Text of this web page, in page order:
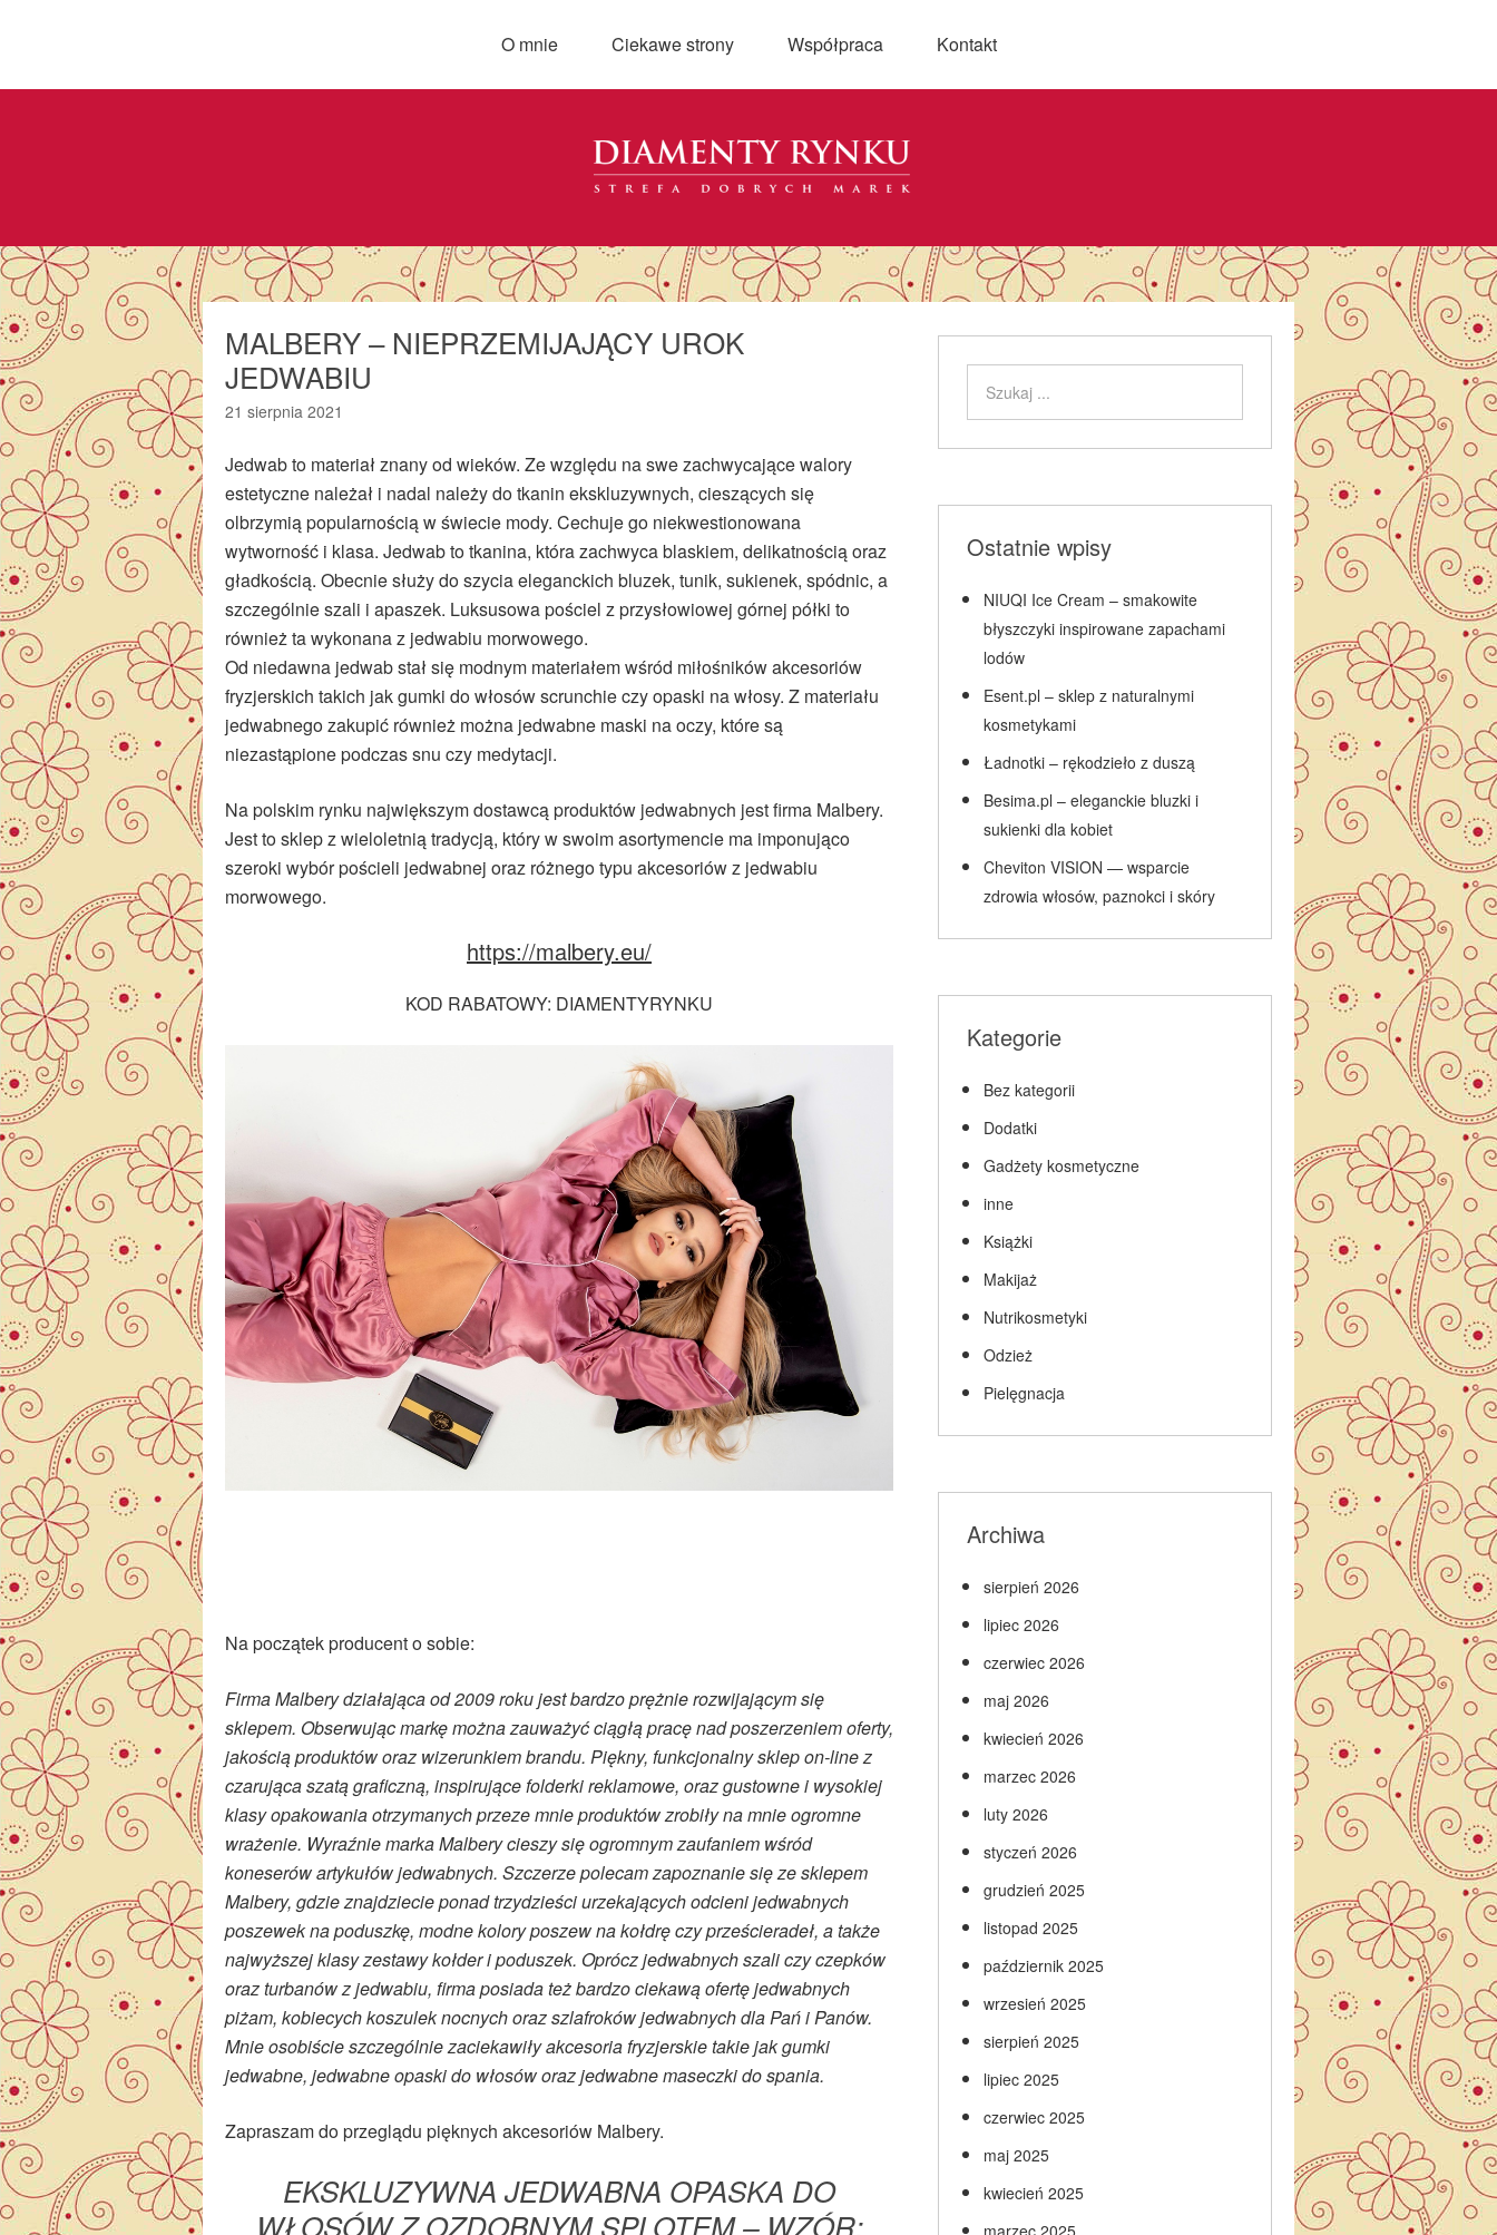
O mnie Ciekawe strony Współpraca Kontakt
MALBERY – NIEPRZEMIJAJĄCY UROK
JEDWABIU
21 sierpnia 2021
Jedwab to materiał znany od wieków. Ze względu na swe zachwycające walory
estetyczne należał i nadal należy do tkanin ekskluzywnych, cieszących się
olbrzymią popularnością w świecie mody. Cechuje go niekwestionowana
wytworność i klasa. Jedwab to tkanina, która zachwyca blaskiem, delikatnością oraz
gładkością. Obecnie służy do szycia eleganckich bluzek, tunik, sukienek, spódnic, a
szczególnie szali i apaszek. Luksusowa pościel z przysłowiowej górnej półki to
również ta wykonana z jedwabiu morwowego.
Od niedawna jedwab stał się modnym materiałem wśród miłośników akcesoriów
fryzjerskich takich jak gumki do włosów scrunchie czy opaski na włosy. Z materiału
jedwabnego zakupić również można jedwabne maski na oczy, które są
niezastąpione podczas snu czy medytacji.
Na polskim rynku największym dostawcą produktów jedwabnych jest firma Malbery.
Jest to sklep z wieloletnią tradycją, który w swoim asortymencie ma imponująco
szeroki wybór pościeli jedwabnej oraz różnego typu akcesoriów z jedwabiu
morwowego.
https://malbery.eu/
KOD RABATOWY: DIAMENTYRYNKU
Na początek producent o sobie:
Firma Malbery działająca od 2009 roku jest bardzo prężnie rozwijającym się
sklepem. Obserwując markę można zauważyć ciągłą pracę nad poszerzeniem oferty,
jakością produktów oraz wizerunkiem brandu. Piękny, funkcjonalny sklep on-line z
czarująca szatą graficzną, inspirujące folderki reklamowe, oraz gustowne i wysokiej
klasy opakowania otrzymanych przeze mnie produktów zrobiły na mnie ogromne
wrażenie. Wyraźnie marka Malbery cieszy się ogromnym zaufaniem wśród
koneserów artykułów jedwabnych. Szczerze polecam zapoznanie się ze sklepem
Malbery, gdzie znajdziecie ponad trzydzieści urzekających odcieni jedwabnych
poszewek na poduszkę, modne kolory poszew na kołdrę czy prześcieradeł, a także
najwyższej klasy zestawy kołder i poduszek. Oprócz jedwabnych szali czy czepków
oraz turbanów z jedwabiu, firma posiada też bardzo ciekawą ofertę jedwabnych
piżam, kobiecych koszulek nocnych oraz szlafroków jedwabnych dla Pań i Panów.
Mnie osobiście szczególnie zaciekawiły akcesoria fryzjerskie takie jak gumki
jedwabne, jedwabne opaski do włosów oraz jedwabne maseczki do spania.
Zapraszam do przeglądu pięknych akcesoriów Malbery.
EKSKLUZYWNA JEDWABNA OPASKA DO
WŁOSÓW Z OZDOBNYM SPLOTEM – WZÓR:
Ostatnie wpisy
NIUQI Ice Cream – smakowite
błyszczyki inspirowane zapachami
lodów
Esent.pl – sklep z naturalnymi
kosmetykami
Ładnotki – rękodzieło z duszą
Besima.pl – eleganckie bluzki i
sukienki dla kobiet
Cheviton VISION — wsparcie
zdrowia włosów, paznokci i skóry
Kategorie
Bez kategorii
Dodatki
Gadżety kosmetyczne
inne
Książki
Makijaż
Nutrikosmetyki
Odzież
Pielęgnacja
Archiwa
sierpień 2026
lipiec 2026
czerwiec 2026
maj 2026
kwiecień 2026
marzec 2026
luty 2026
styczeń 2026
grudzień 2025
listopad 2025
październik 2025
wrzesień 2025
sierpień 2025
lipiec 2025
czerwiec 2025
maj 2025
kwiecień 2025
marzec 2025